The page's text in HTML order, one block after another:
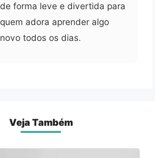
de forma leve e divertida para
quem adora aprender algo
novo todos os dias.
Veja Também